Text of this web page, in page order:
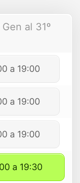
al 31º
a 19:00
a 19:00
a 19:00
a 19:30